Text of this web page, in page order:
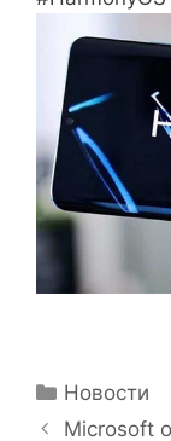
Рубрики
Новости
Microsoft